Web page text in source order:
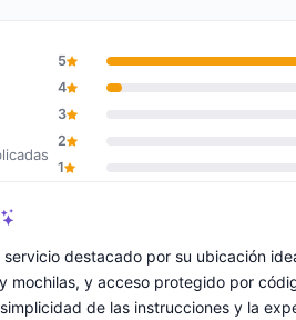
9,9 de 10
5
4
3
2
1
servicio destacado por su ubicación
mochilas, y acceso protegido por
de las instrucciones y la